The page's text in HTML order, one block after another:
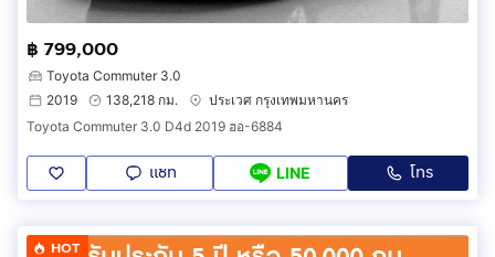
฿ 799,000
Toyota Commuter 3.0
2019
138,218 กม.
ประเวศ กรุงเทพมหานคร
Toyota Commuter 3.0 D4d 2019 ฮอ-6884
แชท LINE โทร
HOT